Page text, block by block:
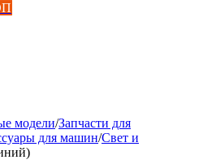
модели/Запчасти для
для машин/Свет и